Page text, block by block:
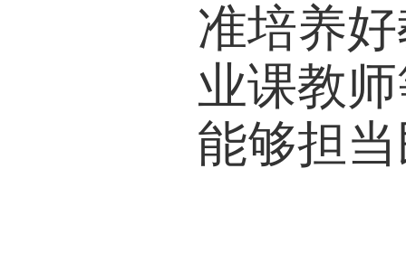
准培养
业课教
能够担